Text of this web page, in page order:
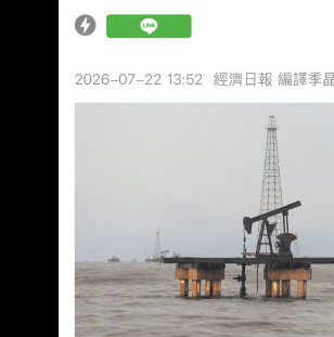
連結不能點擊者板規 1-2-2 處
間： : 更新: 2026年08月09日
貼超過3天新聞 : : 記者署名